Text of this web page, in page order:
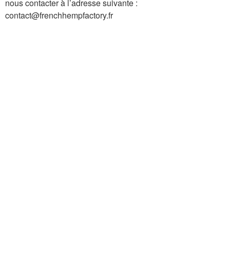
nous contacter à l’adresse suivante :
contact@frenchhempfactory.fr